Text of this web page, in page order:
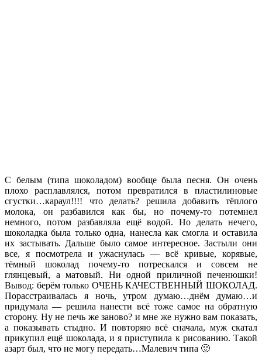
С белым (типа шоколадом) вообще была песня. Он очень
плохо расплавлялся, потом превратился в пластилиновые
сгустки…караул!!!! что делать? решила добавить тёплого
молока, он разбавился как бы, но почему-то потемнел
немного, потом разбавляла ещё водой. Но делать нечего,
шоколадка была только одна, нанесла как смогла и оставила
их застывать. Дальше было самое интересное. Застыли они
все, я посмотрела и ужаснулась — всё кривые, корявые,
тёмный шоколад почему-то потрескался и совсем не
глянцевый, а матовый. Ни одной приличной печенюшки!
Вывод: берём только ОЧЕНЬ КАЧЕСТВЕННЫЙ ШОКОЛАД.
Порасстраивалась я ночь, утром думаю…днём думаю…и
придумала — решила нанести всё тоже самое на обратную
сторону. Ну не печь же заново? и мне же нужно вам показать,
а показывать стыдно. И повторяю всё сначала, муж скатал
прикупил ещё шоколада, и я приступила к рисованию. Такой
азарт был, что не могу передать…Малевич типа 🙂